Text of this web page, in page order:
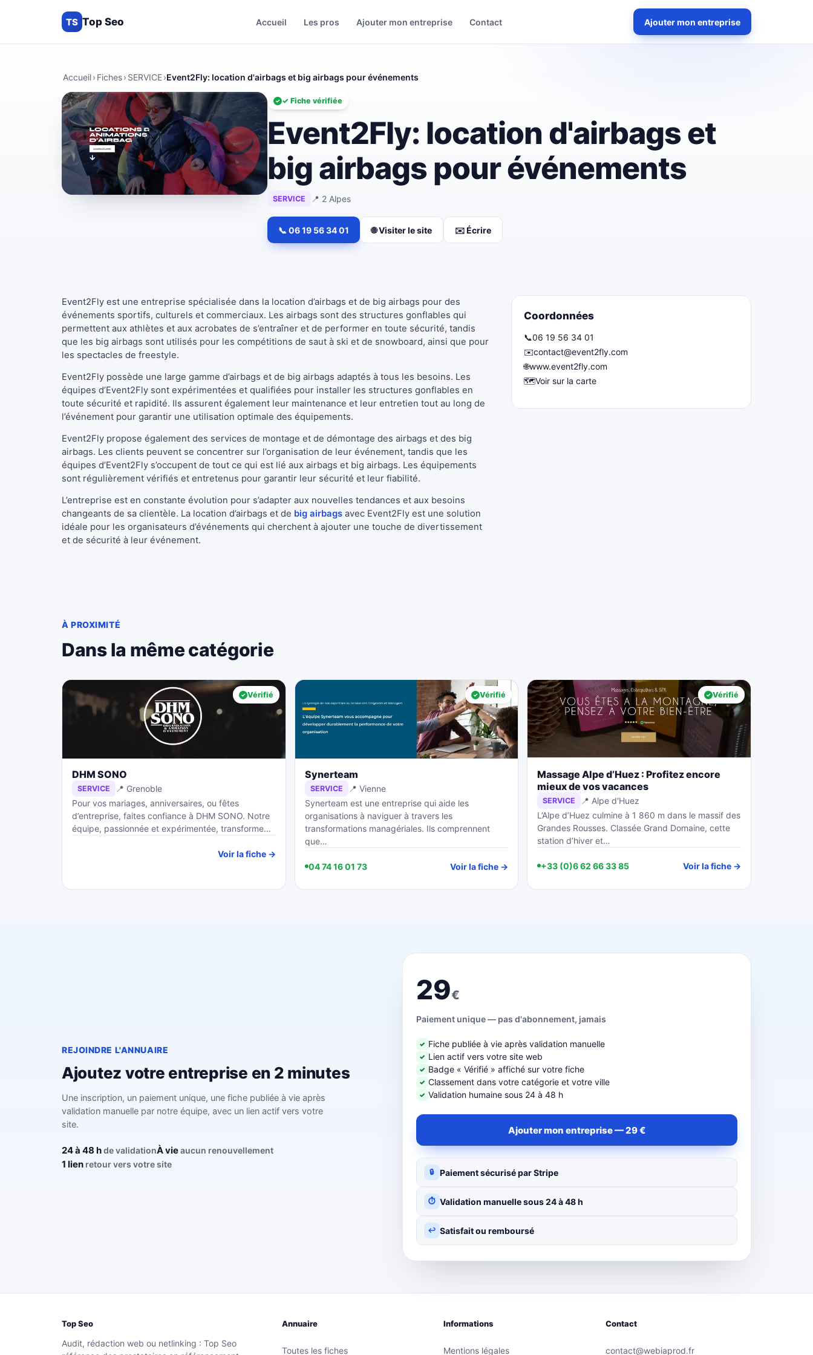
TS Top Seo Accueil Les pros Ajouter mon entreprise Contact Ajouter mon entreprise
Accueil› Fiches› SERVICE›Event2Fly: location d'airbags et big airbags pour événements
✓ Fiche vérifiée
Event2Fly: location d'airbags et
big airbags pour événements
SERVICE 📍 2 Alpes
📞 06 19 56 34 01 🌐 Visiter le site ✉️ Écrire
Event2Fly est une entreprise spécialisée dans la location d’airbags et de big airbags pour des
événements sportifs, culturels et commerciaux. Les airbags sont des structures gonflables qui
permettent aux athlètes et aux acrobates de s’entraîner et de performer en toute sécurité, tandis
que les big airbags sont utilisés pour les compétitions de saut à ski et de snowboard, ainsi que pour
les spectacles de freestyle.
Event2Fly possède une large gamme d’airbags et de big airbags adaptés à tous les besoins. Les
équipes d’Event2Fly sont expérimentées et qualifiées pour installer les structures gonflables en
toute sécurité et rapidité. Ils assurent également leur maintenance et leur entretien tout au long de
l’événement pour garantir une utilisation optimale des équipements.
Event2Fly propose également des services de montage et de démontage des airbags et des big
airbags. Les clients peuvent se concentrer sur l’organisation de leur événement, tandis que les
équipes d’Event2Fly s’occupent de tout ce qui est lié aux airbags et big airbags. Les équipements
sont régulièrement vérifiés et entretenus pour garantir leur sécurité et leur fiabilité.
L’entreprise est en constante évolution pour s’adapter aux nouvelles tendances et aux besoins
changeants de sa clientèle. La location d’airbags et de big airbags avec Event2Fly est une solution
idéale pour les organisateurs d’événements qui cherchent à ajouter une touche de divertissement
et de sécurité à leur événement.
Coordonnées
📞06 19 56 34 01
✉️contact@event2fly.com
🌐www.event2fly.com
🗺️Voir sur la carte
À PROXIMITÉ
Dans la même catégorie
Vérifié
DHM SONO
SERVICE
📍 Grenoble
Pour vos mariages, anniversaires, ou fêtes
d’entreprise, faites confiance à DHM SONO. Notre
équipe, passionnée et expérimentée, transforme…
Voir la fiche →
Vérifié
Synerteam
SERVICE
📍 Vienne
Synerteam est une entreprise qui aide les
organisations à naviguer à travers les
transformations managériales. Ils comprennent
que…
04 74 16 01 73 Voir la fiche →
Vérifié
Massage Alpe d’Huez : Profitez encore
mieux de vos vacances
SERVICE
📍 Alpe d'Huez
L’Alpe d’Huez culmine à 1 860 m dans le massif des
Grandes Rousses. Classée Grand Domaine, cette
station d’hiver et…
+33 (0)6 62 66 33 85 Voir la fiche →
REJOINDRE L'ANNUAIRE
Ajoutez votre entreprise en 2 minutes
Une inscription, un paiement unique, une fiche publiée à vie après
validation manuelle par notre équipe, avec un lien actif vers votre
site.
24 à 48 hde validationÀ vieaucun renouvellement
1 lien retour vers votre site
29€
Paiement unique — pas d'abonnement, jamais
✓ Fiche publiée à vie après validation manuelle
✓ Lien actif vers votre site web
✓ Badge « Vérifié » affiché sur votre fiche
✓ Classement dans votre catégorie et votre ville
✓ Validation humaine sous 24 à 48 h
Ajouter mon entreprise — 29 €
🔒 Paiement sécurisé par Stripe
⏱ Validation manuelle sous 24 à 48 h
↩ Satisfait ou remboursé
Top Seo
Audit, rédaction web ou netlinking : Top Seo
Annuaire
Toutes les fiches
Informations
Mentions légales
Contact
contact@webiaprod.fr